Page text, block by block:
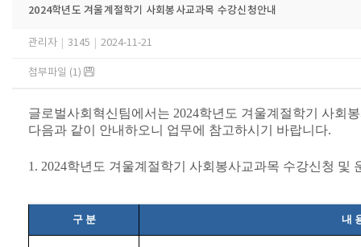
2024학년도 겨울계절학기 사회봉사교과목 수강신청안내
관리자 3145 2024-11-21
첨부파일 (1)
글로벌사회혁신팀에서는 2024학년도 겨울계절학기 사회
다음과 같이 안내하오니 업무에 참고하시기 바랍니다.
1. 2024학년도 겨울계절학기 사회봉사교과목 수강신청 및
구 분 내